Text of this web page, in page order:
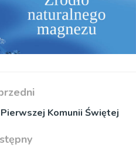
Komunii Świętej